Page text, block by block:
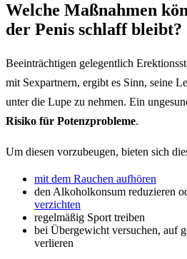
Welche Maßnahmen
der Penis schlaff bleibt?
Beeinträchtigen gelegentlich
mit Sexpartnern, ergibt es Sinn, seine
unter die Lupe zu nehmen. Ein
Risiko für Potenzprobleme.
Um diesen vorzubeugen, bieten sich
mit dem Rauchen aufhören
den Alkoholkonsum reduzieren
verzichten
regelmäßig Sport treiben
bei Übergewicht versuchen, auf
verlieren